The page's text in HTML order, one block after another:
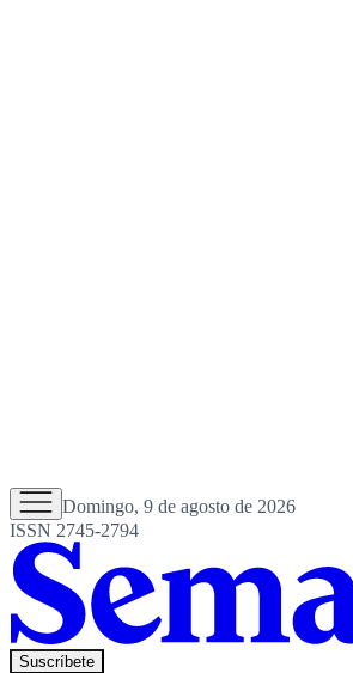
Domingo, 9 de agosto de 2026
ISSN 2745-2794
Suscríbete